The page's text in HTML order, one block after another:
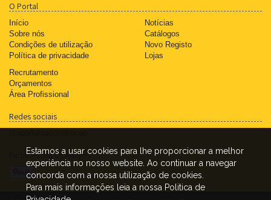
O Portal
Início
Sobre nós
Condições de utilização
Política de privacidade
Notícias
Catálogos
Novo Registo
Lojas
Recrutamento
Orçamentos
Área Profissional
Redes sociais
Partilhe com os Amigos
Estamos a usar cookies para lhe proporcionar a melhor
experiência no nosso website. Ao continuar a navegar
concorda com a nossa utilização de cookies.
Para mais informações leia a nossa Politica de